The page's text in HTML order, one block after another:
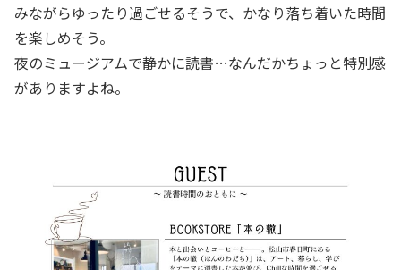
みながらゆったり過ごせるそうで、かなり落ち着いた時間
を楽しめそう。
夜のミュージアムで静かに読書…なんだかちょっと特別感
がありますよね。